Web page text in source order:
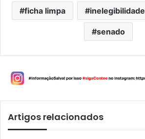
ficha limpa inelegibilidade
senado
Artigos relacionados